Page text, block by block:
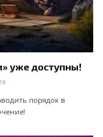
уже доступны!
порядок в